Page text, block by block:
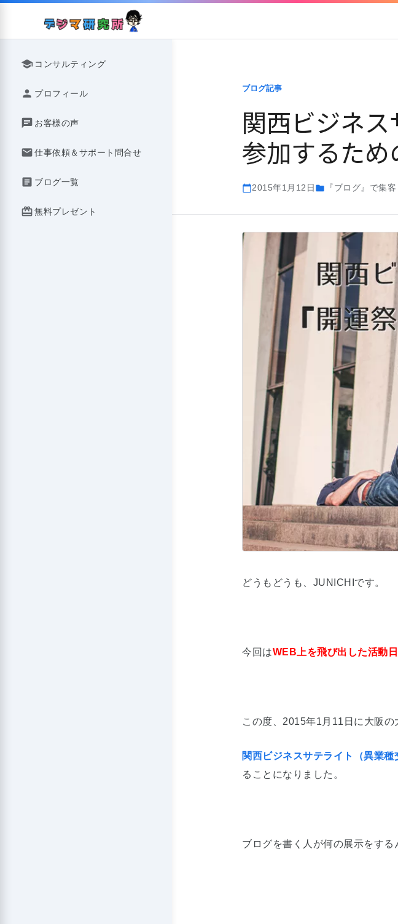
Skip
school コンサルティング
person プロフィール
chat お客様の声
mail仕事依頼＆サポート問合せ
article ブログ一覧
redeem無料プレゼント
ブログ記事
関西ビジネ
参加するた
calendar_today2015年1月12日folder 『ブログ』で集客
どうもどうも、JUNICHIです。
今回はWEB上を飛び出した活動
この度、2015年1月11日に大阪の
関西ビジネスサテライト（異業
ることになりました。
ブログを書く人が何の展示をする